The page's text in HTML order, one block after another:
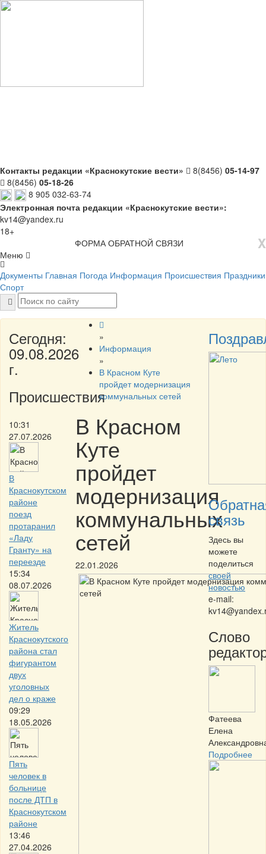
Контакты редакции «Краснокутские вести» 8(8456) 05-14-97
8(8456) 05-18-26
8 905 032-63-74
Электронная почта редакции «Краснокутские вести»:
kv14@yandex.ru
18+
X
ФОРМА ОБРАТНОЙ СВЯЗИ
Меню
Документы Главная Погода Информация Происшествия Праздники
Спорт
Сегодня:
09.08.2026
г.
Происшествия
10:31
27.07.2026
В
Краснокутском
районе
поезд
протаранил
«Ладу
Гранту» на
переезде
15:34
08.07.2026
Житель
Краснокутского
района стал
фигурантом
двух
уголовных
дел о краже
09:29
18.05.2026
Пять
человек в
больнице
после ДТП в
Краснокутском
районе
13:46
27.04.2026
»
Информация
»
В Красном Куте
пройдет модернизация
коммунальных сетей
В Красном
Куте
пройдет
модернизация
коммунальных
сетей
22.01.2026
связь
Здесь вы
можете
поделиться
своей
новостью
e-mail:
Слово
Фатеева
Елена
Подробнее